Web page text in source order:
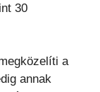
30
a
annak